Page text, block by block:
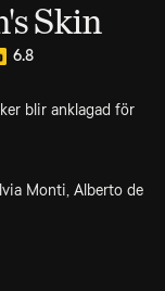
Skin
6.8
blir anklagad för
Monti, Alberto de